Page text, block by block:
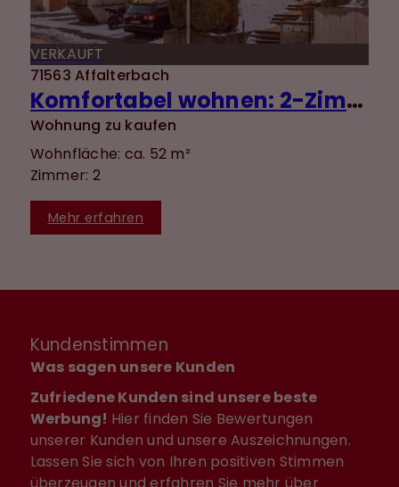
VERKAUFT
71563 Affalterbach
Komfortabel wohnen: 2-Zimmer-Wohnung mit EBK, Terrasse & ebenerdigem Zugang
Wohnung zu kaufen
Wohnfläche: ca. 52 m²
Zimmer: 2
Mehr erfahren
Kundenstimmen
Was sagen unsere Kunden
Zufriedene Kunden sind unsere beste
Werbung! Hier finden Sie Bewertungen
unserer Kunden und unsere Auszeichnungen.
Lassen Sie sich von Ihren positiven Stimmen
überzeugen und erfahren Sie mehr über